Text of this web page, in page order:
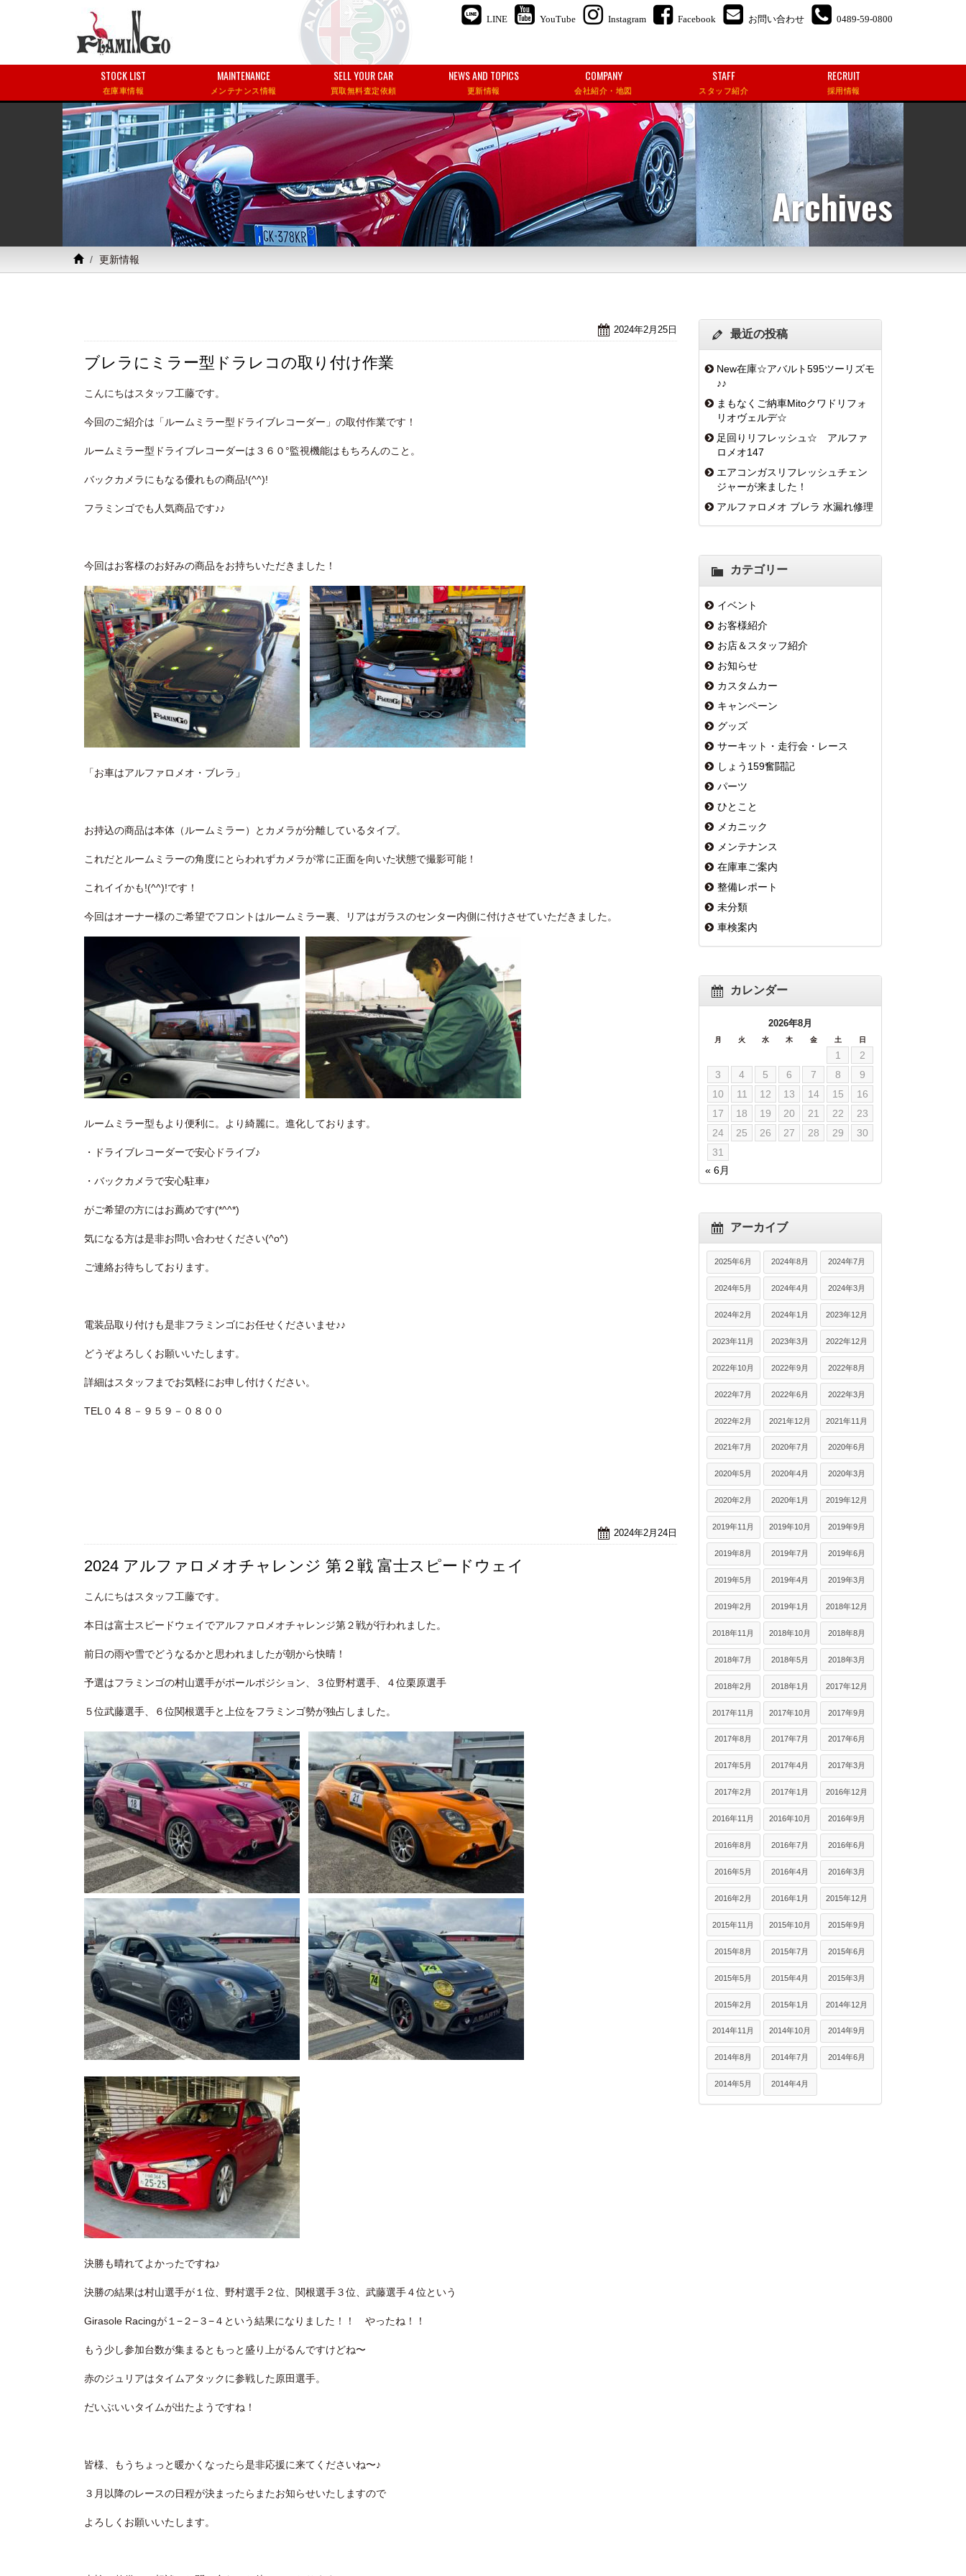
LINE YouTube Instagram Facebook お問い合わせ 0489-59-0800
STOCK LIST
在庫車情報
MAINTENANCE
メンテナンス情報
SELL YOUR CAR
買取無料査定依頼
NEWS AND TOPICS
更新情報
COMPANY
会社紹介・地図
STAFF
スタッフ紹介
RECRUIT
採用情報
Archives
更新情報
2024年2月25日
ブレラにミラー型ドラレコの取り付け作業
こんにちはスタッフ工藤です。
今回のご紹介は「ルームミラー型ドライブレコーダー」の取付作業です！
ルームミラー型ドライブレコーダーは３６０°監視機能はもちろんのこと。
バックカメラにもなる優れもの商品!(^^)!
フラミンゴでも人気商品です♪♪
今回はお客様のお好みの商品をお持ちいただきました！
「お車はアルファロメオ・ブレラ」
お持込の商品は本体（ルームミラー）とカメラが分離しているタイプ。
これだとルームミラーの角度にとらわれずカメラが常に正面を向いた状態で撮影可能！
これイイかも!(^^)!です！
今回はオーナー様のご希望でフロントはルームミラー裏、リアはガラスのセンター内側に付けさせていただきました。
ルームミラー型もより便利に。より綺麗に。進化しております。
・ドライブレコーダーで安心ドライブ♪
・バックカメラで安心駐車♪
がご希望の方にはお薦めです(*^^*)
気になる方は是非お問い合わせください(^o^)
ご連絡お待ちしております。
電装品取り付けも是非フラミンゴにお任せくださいませ♪♪
どうぞよろしくお願いいたします。
詳細はスタッフまでお気軽にお申し付けください。
TEL０４８－９５９－０８００
2024年2月24日
2024 アルファロメオチャレンジ 第２戦 富士スピードウェイ
こんにちはスタッフ工藤です。
本日は富士スピードウェイでアルファロメオチャレンジ第２戦が行われました。
前日の雨や雪でどうなるかと思われましたが朝から快晴！
予選はフラミンゴの村山選手がポールポジション、３位野村選手、４位栗原選手
５位武藤選手、６位関根選手と上位をフラミンゴ勢が独占しました。
決勝も晴れてよかったですね♪
決勝の結果は村山選手が１位、野村選手２位、関根選手３位、武藤選手４位という
Girasole Racingが１−２−３−４という結果になりました！！ やったね！！
もう少し参加台数が集まるともっと盛り上がるんですけどね〜
赤のジュリアはタイムアタックに参戦した原田選手。
だいぶいいタイムが出たようですね！
皆様、もうちょっと暖かくなったら是非応援に来てくださいね〜♪
３月以降のレースの日程が決まったらまたお知らせいたしますので
よろしくお願いいたします。
最近の投稿
New在庫☆アバルト595ツーリズモ
♪♪
まもなくご納車Mitoクワドリフォ
リオヴェルデ☆
足回りリフレッシュ☆ アルファ
ロメオ147
エアコンガスリフレッシュチェン
ジャーが来ました！
アルファロメオ ブレラ 水漏れ修理
カテゴリー
イベント
お客様紹介
お店＆スタッフ紹介
お知らせ
カスタムカー
キャンペーン
グッズ
サーキット・走行会・レース
しょう159奮闘記
パーツ
ひとこと
メカニック
メンテナンス
在庫車ご案内
整備レポート
未分類
車検案内
カレンダー
2026年8月
月 火 水 木 金 土 日
1
2
3
4 5 6 7 8
9
10
11 12 13 14 15
16
17
18 19 20 21 22
23
24
25 26 27 28 29
30
31
« 6月
アーカイブ
2025年6月 2024年8月 2024年7月
2024年5月 2024年4月 2024年3月
2024年2月 2024年1月 2023年12月
2023年11月 2023年3月 2022年12月
2022年10月 2022年9月 2022年8月
2022年7月 2022年6月 2022年3月
2022年2月 2021年12月 2021年11月
2021年7月 2020年7月 2020年6月
2020年5月 2020年4月 2020年3月
2020年2月 2020年1月 2019年12月
2019年11月 2019年10月 2019年9月
2019年8月 2019年7月 2019年6月
2019年5月 2019年4月 2019年3月
2019年2月 2019年1月 2018年12月
2018年11月 2018年10月 2018年8月
2018年7月 2018年5月 2018年3月
2018年2月 2018年1月 2017年12月
2017年11月 2017年10月 2017年9月
2017年8月 2017年7月 2017年6月
2017年5月 2017年4月 2017年3月
2017年2月 2017年1月 2016年12月
2016年11月 2016年10月 2016年9月
2016年8月 2016年7月 2016年6月
2016年5月 2016年4月 2016年3月
2016年2月 2016年1月 2015年12月
2015年11月 2015年10月 2015年9月
2015年8月 2015年7月 2015年6月
2015年5月 2015年4月 2015年3月
2015年2月 2015年1月 2014年12月
2014年11月 2014年10月 2014年9月
2014年8月 2014年7月 2014年6月
2014年5月 2014年4月